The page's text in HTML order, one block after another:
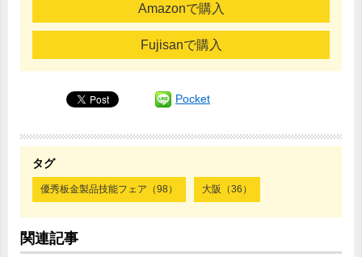
Amazonで購入
Fujisanで購入
Pocket
タグ
優秀板金製品技能フェア（98） 大阪（36）
関連記事